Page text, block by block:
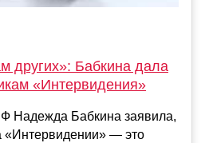
других»: Бабкина дала
«Интервидения»
Надежда Бабкина заявила,
«Интервидении» — это